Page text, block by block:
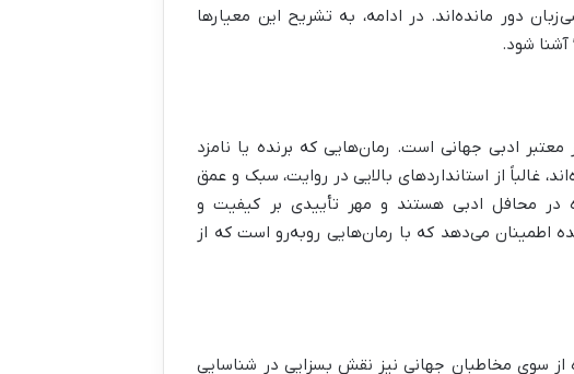
دور مانده‌اند. در ادامه، به تشریح این معیارها
آشنا شود.
ادبی جهانی است. رمان‌هایی که برنده یا نامزد
غالباً از استانداردهای بالایی در روایت، سبک و عمق
در محافل ادبی هستند و مهر تأییدی بر کیفیت و
اطمینان می‌دهد که با رمان‌هایی روبه‌رو است که از
از سوی مخاطبان جهانی نیز نقش بسزایی در شناسایی